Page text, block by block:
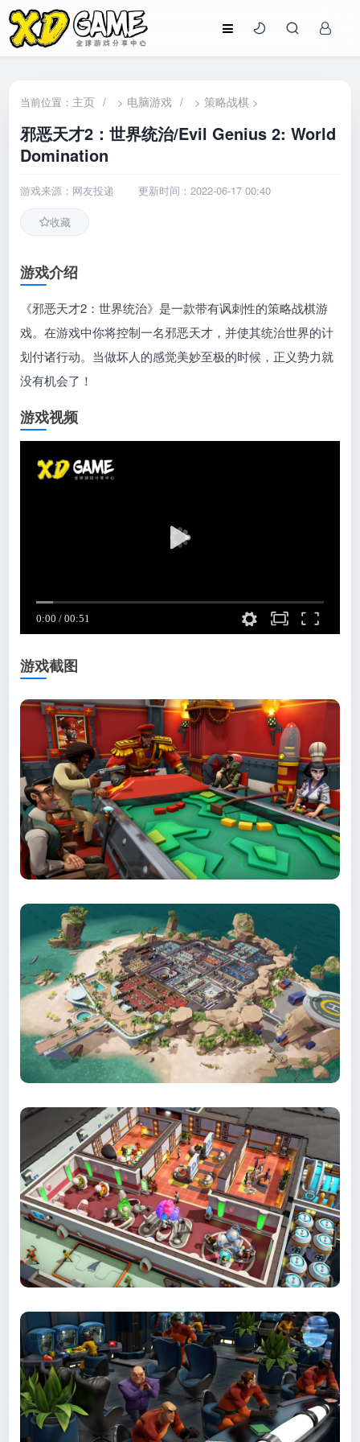
当前位置： 主页 / > 电脑游戏 / >策略战棋 >
邪恶天才2：世界统治/Evil Genius 2: World
Domination
游戏来源：网友投递 更新时间：2022-06-17 00:40
收藏
游戏介绍
《邪恶天才2：世界统治》是一款带有讽刺性的策略战棋游
戏。在游戏中你将控制一名邪恶天才，并使其统治世界的计
划付诸行动。当做坏人的感觉美妙至极的时候，正义势力就
没有机会了！
游戏视频
游戏截图